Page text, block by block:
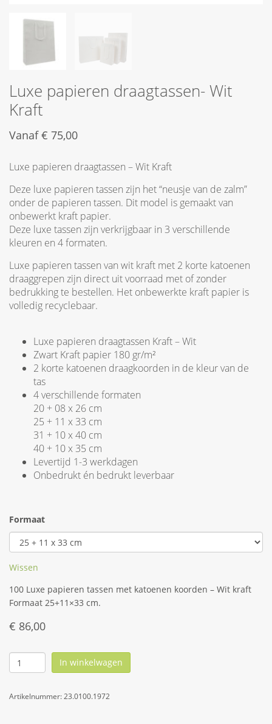
Luxe papieren draagtassen- Wit
Kraft
Vanaf€ 75,00
Luxe papieren draagtassen – Wit Kraft
Deze luxe papieren tassen zijn het “neusje van de zalm”
onder de papieren tassen. Dit model is gemaakt van
onbewerkt kraft papier.
Deze luxe tassen zijn verkrijgbaar in 3 verschillende
kleuren en 4 formaten.
Luxe papieren tassen van wit kraft met 2 korte katoenen
draaggrepen zijn direct uit voorraad met of zonder
bedrukking te bestellen. Het onbewerkte kraft papier is
volledig recyclebaar.
Luxe papieren draagtassen Kraft – Wit
Zwart Kraft papier 180 gr/m²
2 korte katoenen draagkoorden in de kleur van de
tas
4 verschillende formaten
20 + 08 x 26 cm
25 + 11 x 33 cm
31 + 10 x 40 cm
40 + 10 x 35 cm
Levertijd 1-3 werkdagen
Onbedrukt én bedrukt leverbaar
Formaat
Wissen
100 Luxe papieren tassen met katoenen koorden – Wit kraft
Formaat 25+11×33 cm.
€ 86,00
In winkelwagen
Artikelnummer:23.0100.1972